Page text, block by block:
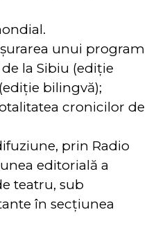
unui program
la Sibiu (ediție
bilingvă);
cronicilor de
prin Radio
editorială a
teatru, sub
în secțiunea